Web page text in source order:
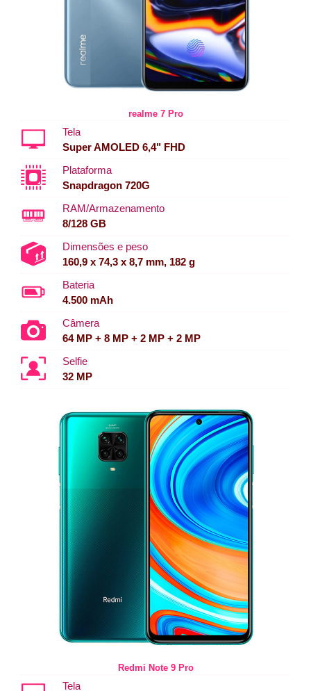
realme 7 Pro
Tela
Super AMOLED 6,4" FHD
Plataforma
Snapdragon 720G
RAM/Armazenamento
8/128 GB
Dimensões e peso
160,9 x 74,3 x 8,7 mm, 182 g
Bateria
4.500 mAh
Câmera
64 MP + 8 MP + 2 MP + 2 MP
Selfie
32 MP
Redmi Note 9 Pro
Tela